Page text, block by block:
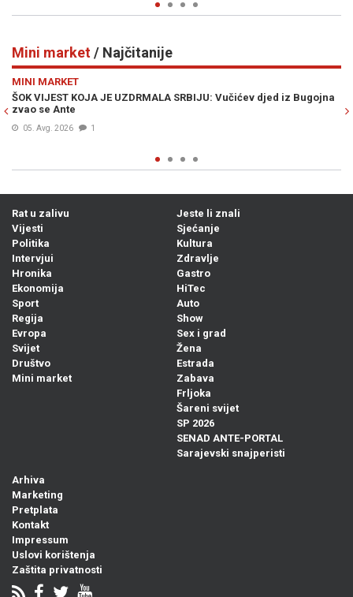
Mini market/ Najčitanije
iz Bugojna
MINI MARKET
ODBROJAVANJE U REPUBLICI SRPSKOJ: Crnadak
režima –„Nije normalno da se u 21. vijeku pravi
Rat u zalivu
Vijesti
Politika
Intervjui
Hronika
Ekonomija
Sport
Regija
Evropa
Svijet
Društvo
Mini market
Jeste li znali
Sjećanje
Kultura
Zdravlje
Gastro
HiTec
Auto
Show
Sex i grad
Žena
Estrada
Zabava
Frljoka
Šareni svijet
SP 2026
SENAD ANTE-PORTAL
Sarajevski snajperisti
Arhiva
Marketing
Pretplata
Kontakt
Impressum
Uslovi korištenja
Zaštita privatnosti